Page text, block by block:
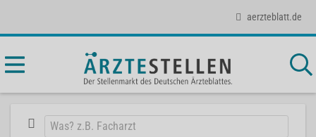
aerzteblatt.de